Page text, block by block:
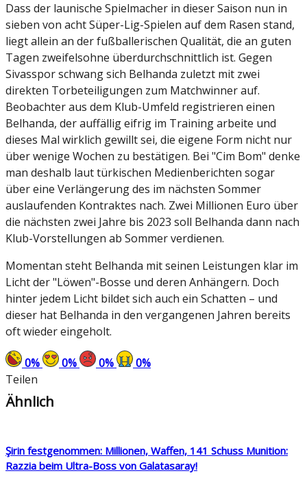
Dass der launische Spielmacher in dieser Saison nun in
sieben von acht Süper-Lig-Spielen auf dem Rasen stand,
liegt allein an der fußballerischen Qualität, die an guten
Tagen zweifelsohne überdurchschnittlich ist. Gegen
Sivasspor schwang sich Belhanda zuletzt mit zwei
direkten Torbeteiligungen zum Matchwinner auf.
Beobachter aus dem Klub-Umfeld registrieren einen
Belhanda, der auffällig eifrig im Training arbeite und
dieses Mal wirklich gewillt sei, die eigene Form nicht nur
über wenige Wochen zu bestätigen. Bei "Cim Bom" denke
man deshalb laut türkischen Medienberichten sogar
über eine Verlängerung des im nächsten Sommer
auslaufenden Kontraktes nach. Zwei Millionen Euro über
die nächsten zwei Jahre bis 2023 soll Belhanda dann nach
Klub-Vorstellungen ab Sommer verdienen.
Momentan steht Belhanda mit seinen Leistungen klar im
Licht der "Löwen"-Bosse und deren Anhängern. Doch
hinter jedem Licht bildet sich auch ein Schatten – und
dieser hat Belhanda in den vergangenen Jahren bereits
oft wieder eingeholt.
0% 0% 0% 0%
Teilen
Ähnlich
Şirin festgenommen: Millionen, Waffen, 141 Schuss Munition:
Razzia beim Ultra-Boss von Galatasaray!